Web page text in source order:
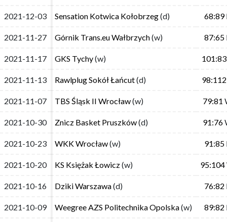
2021-12-03 Sensation Kotwica Kołobrzeg(d) 68:89
2021-11-27 Górnik Trans.eu Wałbrzych(w) 87:65
2021-11-17 GKS Tychy(w) 101:83
2021-11-13 Rawlplug Sokół Łańcut(d) 98:112
2021-11-07 TBS Śląsk II Wrocław(w) 79:81
2021-10-30 Znicz Basket Pruszków(d) 91:76
2021-10-23 WKK Wrocław(w) 91:85
2021-10-20 KS Księżak Łowicz(w) 95:104
2021-10-16 Dziki Warszawa(d) 76:82
2021-10-09 Weegree AZS Politechnika Opolska(w) 89:82
2021-12-03 Sensation Kotwica Kołobrzeg(d) 68:89
2021-11-27 Górnik Trans.eu Wałbrzych(w) 87:65
2021-11-17 GKS Tychy(w) 101:83
2021-11-13 Rawlplug Sokół Łańcut(d) 98:112
2021-11-07 TBS Śląsk II Wrocław(w) 79:81
2021-10-30 Znicz Basket Pruszków(d) 91:76
2021-10-23 WKK Wrocław(w) 91:85
2021-10-20 KS Księżak Łowicz(w) 95:104
2021-10-16 Dziki Warszawa(d) 76:82
2021-10-09 Weegree AZS Politechnika Opolska(w) 89:82